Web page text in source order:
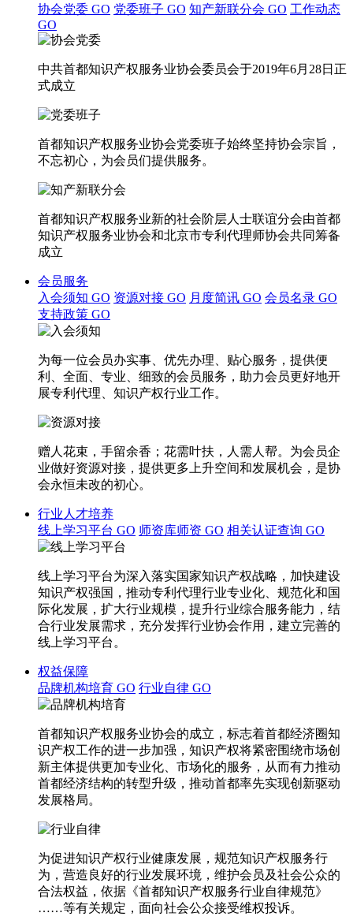
协会党委 GO 党委班子 GO 知产新联分会 GO 工作动态
GO
中共首都知识产权服务业协会委员会于2019年6月28日正
式成立
首都知识产权服务业协会党委班子始终坚持协会宗旨，
不忘初心，为会员们提供服务。
首都知识产权服务业新的社会阶层人士联谊分会由首都
知识产权服务业协会和北京市专利代理师协会共同筹备
成立
会员服务
入会须知 GO 资源对接 GO 月度简讯 GO 会员名录 GO
支持政策 GO
为每一位会员办实事、优先办理、贴心服务，提供便
利、全面、专业、细致的会员服务，助力会员更好地开
展专利代理、知识产权行业工作。
赠人花束，手留余香；花需叶扶，人需人帮。为会员企
业做好资源对接，提供更多上升空间和发展机会，是协
会永恒未改的初心。
行业人才培养
线上学习平台 GO 师资库师资 GO 相关认证查询 GO
线上学习平台为深入落实国家知识产权战略，加快建设
知识产权强国，推动专利代理行业专业化、规范化和国
际化发展，扩大行业规模，提升行业综合服务能力，结
合行业发展需求，充分发挥行业协会作用，建立完善的
线上学习平台。
权益保障
品牌机构培育 GO 行业自律 GO
首都知识产权服务业协会的成立，标志着首都经济圈知
识产权工作的进一步加强，知识产权将紧密围绕市场创
新主体提供更加专业化、市场化的服务，从而有力推动
首都经济结构的转型升级，推动首都率先实现创新驱动
发展格局。
为促进知识产权行业健康发展，规范知识产权服务行
为，营造良好的行业发展环境，维护会员及社会公众的
合法权益，依据《首都知识产权服务行业自律规范》
……等有关规定，面向社会公众接受维权投诉。